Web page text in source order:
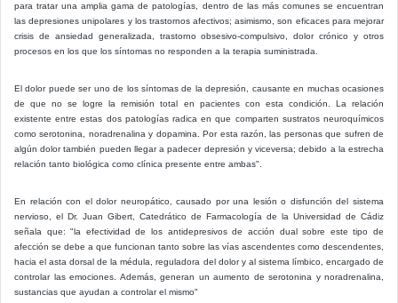
para tratar una amplia gama de patologías, dentro de las más comunes se encuentran
las depresiones unipolares y los trastornos afectivos; asimismo, son eficaces para mejorar
crisis de ansiedad generalizada, trastorno obsesivo-compulsivo, dolor crónico y otros
procesos en los que los síntomas no responden a la terapia suministrada.
El dolor puede ser uno de los síntomas de la depresión, causante en muchas ocasiones
de que no se logre la remisión total en pacientes con esta condición. La relación
existente entre estas dos patologías radica en que comparten sustratos neuroquímicos
como serotonina, noradrenalina y dopamina. Por esta razón, las personas que sufren de
algún dolor también pueden llegar a padecer depresión y viceversa; debido a la estrecha
relación tanto biológica como clínica presente entre ambas".
En relación con el dolor neuropático, causado por una lesión o disfunción del sistema
nervioso, el Dr. Juan Gibert, Catedrático de Farmacología de la Universidad de Cádiz
señala que: "la efectividad de los antidepresivos de acción dual sobre este tipo de
afección se debe a que funcionan tanto sobre las vías ascendentes como descendentes,
hacia el asta dorsal de la médula, reguladora del dolor y al sistema límbico, encargado de
controlar las emociones. Además, generan un aumento de serotonina y noradrenalina,
sustancias que ayudan a controlar el mismo"